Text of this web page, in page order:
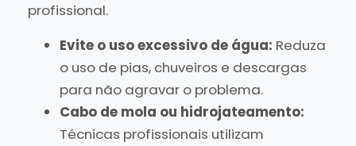
profissional.
Evite o uso excessivo de água: Reduza
o uso de pias, chuveiros e descargas
para não agravar o problema.
Cabo de mola ou hidrojateamento:
Técnicas profissionais utilizam